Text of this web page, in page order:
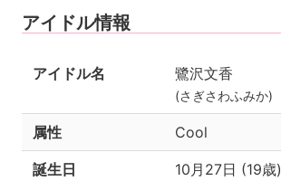
アイドル情報
アイドル名 鷺沢文香
(さぎさわふみか)
属性 Cool
誕生日 10月27日 (19歳)